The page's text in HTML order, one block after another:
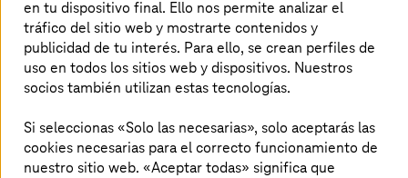
La eficiencia energética y la sostenibilidad gozan
actualmente de gran popularidad en todos los sectores.
Esto se debe a que los requisitos normativos, como el
Pacto Verde Europeo o laLey sobre la industria de cero
emisiones netas
de la UE, obligan a empresas y
con el clima con el objetivo de reducir las emisiones de
CO2 y frenar así el cambio climático.
en tu dispositivo final. Ello nos permite analizar el
tráfico del sitio web y mostrarte contenidos y
publicidad de tu interés. Para ello, se crean perfiles de
uso en todos los sitios web y dispositivos. Nuestros
socios también utilizan estas tecnologías.
Si seleccionas «Solo las necesarias», solo aceptarás las
cookies necesarias para el correcto funcionamiento de
nuestro sitio web. «Aceptar todas» significa que